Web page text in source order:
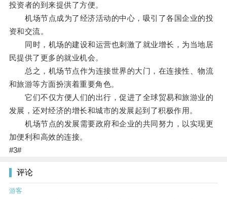
投资者的到来提供了方便。
机场节点成为了经济活动的中心，吸引了各国企业的投
资和交流。
同时，机场的建设和运营也刺激了就业增长，为当地居
民提供了更多的就业机会。
总之，机场节点作为连接世界的大门，在连接性、物流
和旅游等方面扮演着重要角色。
它们不仅方便人们的出行，促进了全球贸易和旅游业的
发展，还对经济的增长和城市的发展起到了积极作用。
机场节点的发展需要政府和企业的共同努力，以实现更
加便利和高效的连接。
#3#
评论
游客